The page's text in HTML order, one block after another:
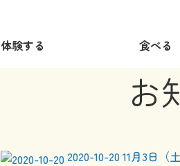
体験する 食べる
お
2020-10-2011月3日（